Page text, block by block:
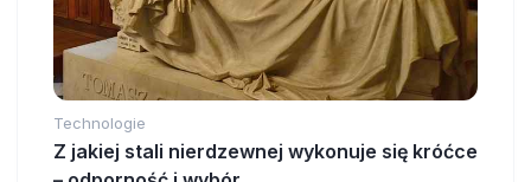
Technologie
Z jakiej stali nierdzewnej wykonuje się króćce